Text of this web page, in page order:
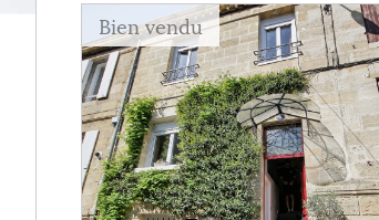
Bien vendu